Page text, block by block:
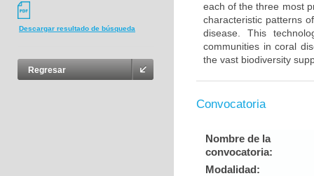
Descargar resultado de búsqueda
Regresar
each of the three most
characteristic patterns
disease. This
communities in coral
the vast biodiversity
Convocatoria
Nombre de la
convocatoria:
Modalidad: